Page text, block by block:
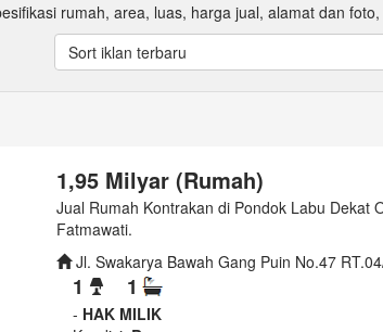
rumah, area, luas, harga jual, alamat dan
Sort iklan terbaru
1,95 Milyar (Rumah)
Jual Rumah Kontrakan di Pondok Labu Dekat
Fatmawati.
Jl. Swakarya Bawah Gang Puin No.47
1 1
- HAK MILIK